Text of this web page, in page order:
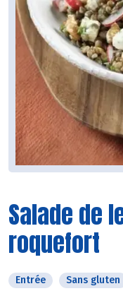
Salade de
roquefort
Entrée Sans gluten